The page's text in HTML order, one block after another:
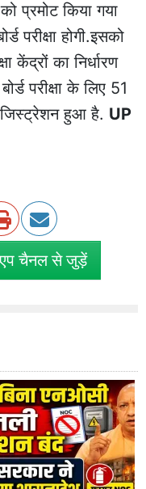
प्रमोट किया गया
परीक्षा होगी.इसको
केंद्रों का निर्धारण
परीक्षा के लिए 51
हुआ है. UP
चैनल से जुड़ें